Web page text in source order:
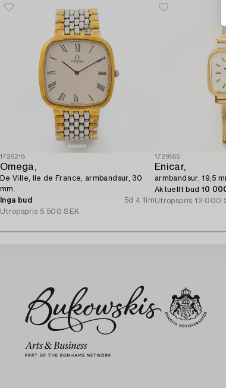
1726218
Omega,
De Ville, Ile de France, armbandsur, 30
mm.
Inga bud
5d 4 tim
Utropspris 5 500 SEK
1729555
Enicar,
armbandsur, 19,5
Aktuellt bud 10
Utropspris 12 000